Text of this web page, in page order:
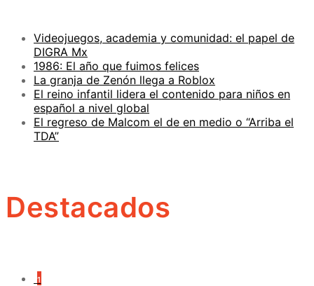
Videojuegos, academia y comunidad: el papel de
DIGRA Mx
1986: El año que fuimos felices
La granja de Zenón llega a Roblox
El reino infantil lidera el contenido para niños en
español a nivel global
El regreso de Malcom el de en medio o “Arriba el
TDA”
Destacados
1